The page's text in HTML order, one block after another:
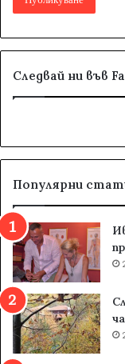
Следвай ни във
Популярни